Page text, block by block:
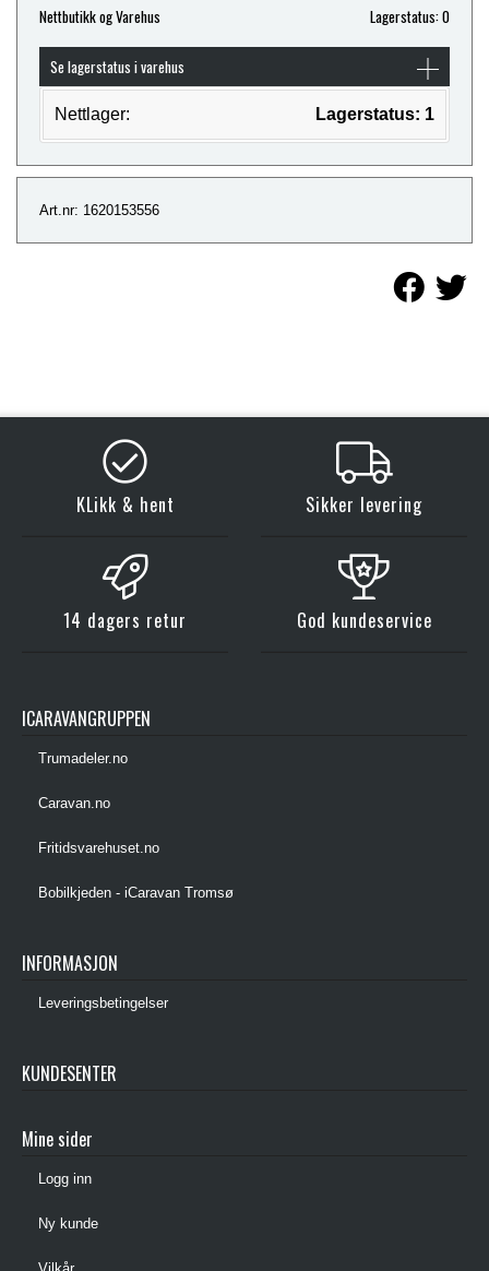
Nettbutikk og Varehus Lagerstatus: 0
Se lagerstatus i varehus
Nettlager: Lagerstatus: 1
Art.nr: 1620153556
KLikk & hent Sikker levering
14 dagers retur God kundeservice
ICARAVANGRUPPEN
Trumadeler.no
Caravan.no
Fritidsvarehuset.no
Bobilkjeden - iCaravan Tromsø
INFORMASJON
Leveringsbetingelser
KUNDESENTER
Mine sider
Logg inn
Ny kunde